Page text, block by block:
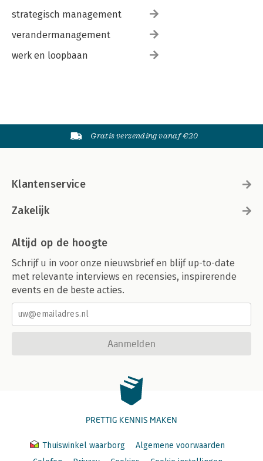
strategisch management
verandermanagement
werk en loopbaan
Gratis verzending vanaf €20
Klantenservice
Zakelijk
Altijd op de hoogte
Schrijf u in voor onze nieuwsbrief en blijf up-to-date
met relevante interviews en recensies, inspirerende
events en de beste acties.
Aanmelden
PRETTIG KENNIS MAKEN
Thuiswinkel waarborg
Algemene voorwaarden